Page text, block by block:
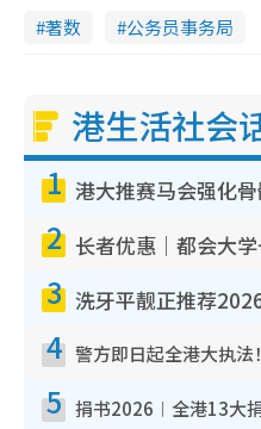
著数 公务员事务局
港生活社会
1
2
3
4
5